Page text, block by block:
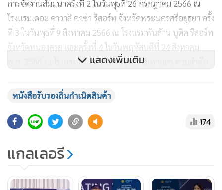
การจัดงานสัมมนาครั้งที่ 2 ในวันพุธที่ 26 กรกฎาคม 2566 ณ
โรงแรมเดอะ คาวาลิ คาซ่า รีสอร์ท จังหวัดพระนครศรีอยุธยา ครั้ง
ที่ 3 ในวันพุธที่ 9 สิงหาคม 2566 ณ โรงแรมพันล้าน บูติค รีสอร์ท
จังหวัดหนองคาย และครั้งที่ 4 ในวันพฤหัสบดีที่ 24 สิงหาคม
พ.ศ. 2566 ณ โรงเเรมโซ เเบงคอก กรุงเทพมหานคร ตามลำดับ
โครงการนี้นับเป็นอีกโครงการที่จะเข้ามาช่วยต่อยอดและขยาย
อีกหนึ่งตัวช่วยสำคัญให้ผู้ประกอบการทุกท่านได้ก้าวทันการ
สามารถในการแข่งขัน และขยายธุรกิจทั้งในประเทศและต่าง
ประเทศอีกด้วย
แสดงเพิ่มเติม
หนังสือรับรองถิ่นกำเนิดสินค้า
174
แกลเลอรี